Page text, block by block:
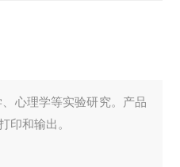
心理学等实验研究。产品
印和输出。